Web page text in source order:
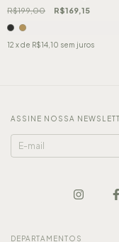
R$199,00 R$169,15
12 x de R$14,10 sem juros
ASSINE NOSSA
DEPARTAMENTOS